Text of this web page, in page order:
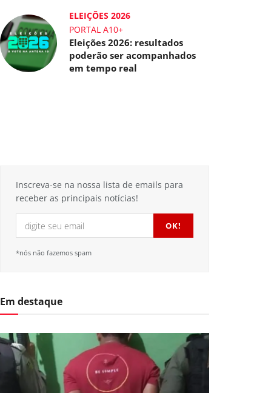
ELEIÇÕES 2026
PORTAL A10+
Eleições 2026: resultados
poderão ser acompanhados
em tempo real
Inscreva-se na nossa lista de emails para
receber as principais notícias!
*nós não fazemos spam
Em destaque